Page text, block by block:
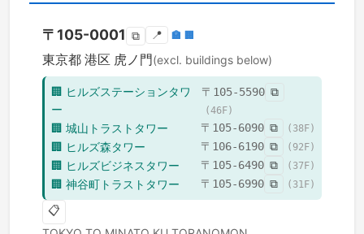
〒 105-0001 ⧉ 📍 🏣 🏢
東京都 港区 虎ノ門(excl. buildings below)
🏢 ヒルズステーションタワ
ー
〒 105-5590 ⧉
(46F)
🏢 城山トラストタワー 〒 105-6090 ⧉ ( 38F)
🏢 ヒルズ森タワー 〒 106-6190 ⧉ ( 92 F)
🏢 ヒルズビジネスタワー 〒 105-6490 ⧉ ( 37F)
🏢 神谷町トラストタワー 〒 105-6990 ⧉ ( 31F)
📋